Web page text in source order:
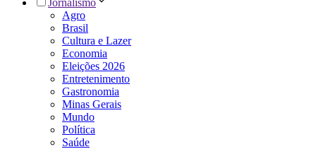
Agro
Brasil
Cultura e Lazer
Economia
Eleições 2026
Entretenimento
Gastronomia
Minas Gerais
Mundo
Política
Saúde